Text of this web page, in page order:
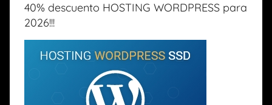
40% descuento HOSTING WORDPRESS para
2026!!!